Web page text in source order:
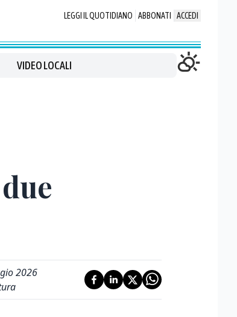
LEGGI IL QUOTIDIANO ABBONATI ACCEDI
VIDEO LOCALI
2026